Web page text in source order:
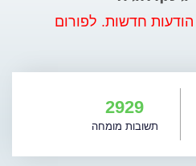
חדשות. לפורום
2929
תשובות מומחה